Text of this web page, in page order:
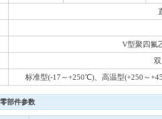
V型聚四氟
标准型(-17～+250℃)、高温型(+250～
部件参数